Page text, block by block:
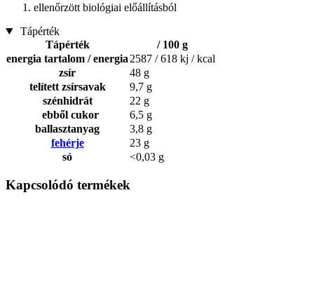
ellenőrzött biológiai előállításból
Tápérték
Tápérték
/ 100 g
energia tartalom / energia 2587 / 618 kj / kcal
zsír
48 g
telített zsírsavak
9,7 g
szénhidrát
22 g
ebből cukor
6,5 g
ballasztanyag
3,8 g
fehérje
23 g
só
<0,03 g
Kapcsolódó termékek